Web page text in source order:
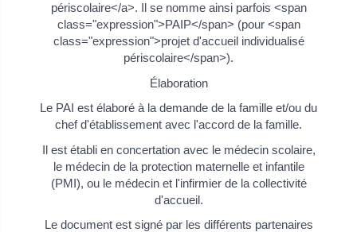
périscolaire</a>. Il se nomme ainsi parfois <span
class="expression">PAIP</span> (pour <span
class="expression">projet d'accueil individualisé
périscolaire</span>).
Élaboration
Le PAI est élaboré à la demande de la famille et/ou du
chef d'établissement avec l'accord de la famille.
Il est établi en concertation avec le médecin scolaire,
le médecin de la protection maternelle et infantile
(PMI), ou le médecin et l'infirmier de la collectivité
d'accueil.
Le document est signé par les différents partenaires